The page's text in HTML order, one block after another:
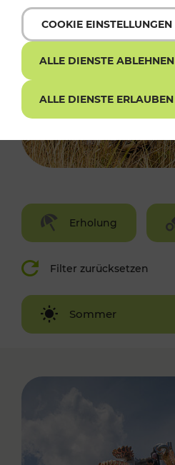
Erholung
Filter zurücksetzen
Sommer
Winter
COOKIE EINSTELLUNGEN
ALLE DIENSTE ABLEHNEN
ALLE DIENSTE ERLAUBEN